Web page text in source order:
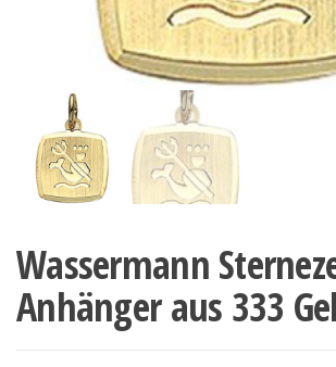
Wassermann
Anhänger aus 333